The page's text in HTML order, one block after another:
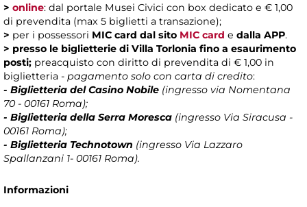
> online: dal portale Musei Civici con box dedicato e € 1,00
di prevendita (max 5 biglietti a transazione);
> per i possessori MIC card dal sito MIC card e dalla APP.
> presso le biglietterie di Villa Torlonia fino a esaurimento
posti; preacquisto con diritto di prevendita di € 1,00 in
biglietteria - pagamento solo con carta di credito:
- Biglietteria del Casino Nobile (ingresso via Nomentana
70 - 00161 Roma);
- Biglietteria della Serra Moresca (ingresso Via Siracusa -
00161 Roma);
- Biglietteria Technotown (ingresso Via Lazzaro
Spallanzani 1- 00161 Roma).
Informazioni